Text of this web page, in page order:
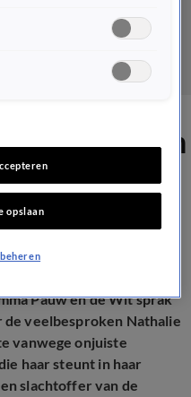
doet aan
Pauw en de Wit sprak
veelbesproken Nathalie
vanwege onjuiste
haar steunt in haar
slachtoffer van de
opslaan